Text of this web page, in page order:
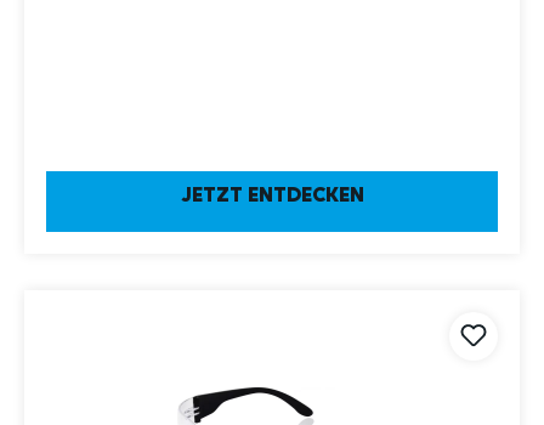
JETZT ENTDECKEN